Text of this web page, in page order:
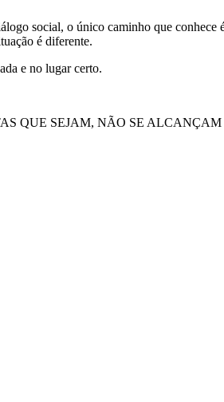
social, o único caminho que conhece
é diferente.
e no lugar certo.
QUE SEJAM, NÃO SE